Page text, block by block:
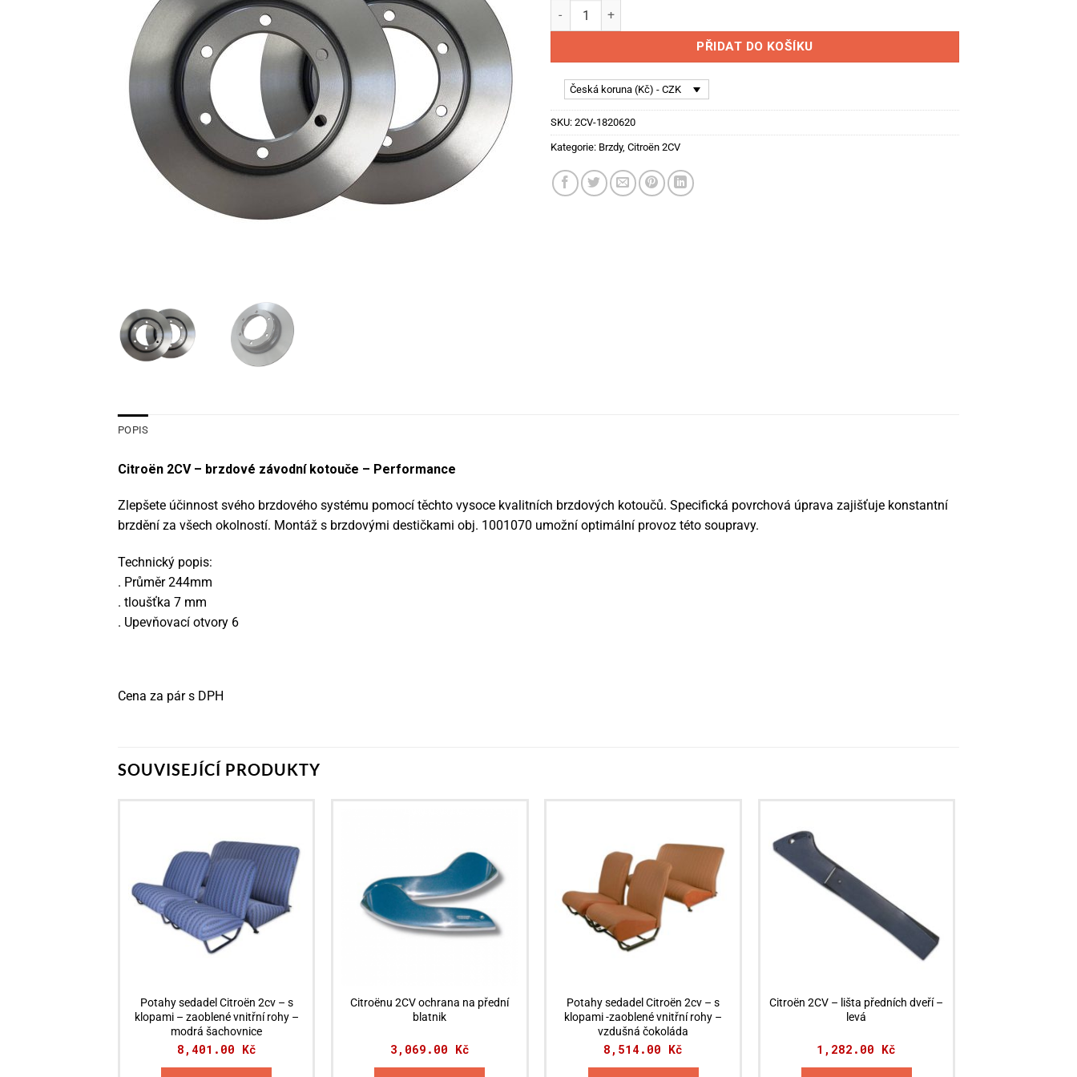
Citroën 2CV - brzdové závodní kotouče - Performance množství
PŘIDAT DO KOŠÍKU
Česká koruna (Kč) - CZK
SKU: 2CV-1820620
Kategorie: Brzdy, Citroën 2CV
POPIS
Citroën 2CV – brzdové závodní kotouče – Performance
Zlepšete účinnost svého brzdového systému pomocí těchto vysoce kvalitních brzdových kotoučů. Specifická povrchová úprava zajišťuje konstantní
brzdění za všech okolností. Montáž s brzdovými destičkami obj. 1001070 umožní optimální provoz této soupravy.
Technický popis:
. Průměr 244mm
. tloušťka 7 mm
. Upevňovací otvory 6
Cena za pár s DPH
SOUVISEJÍCÍ PRODUKTY
Potahy sedadel Citroën 2cv – s
klopami – zaoblené vnitřní rohy –
modrá šachovnice
8,401.00 Kč
Citroënu 2CV ochrana na přední
blatnik
3,069.00 Kč
Potahy sedadel Citroën 2cv – s
klopami -zaoblené vnitřní rohy –
vzdušná čokoláda
8,514.00 Kč
Citroën 2CV – lišta předních dveří –
levá
1,282.00 Kč